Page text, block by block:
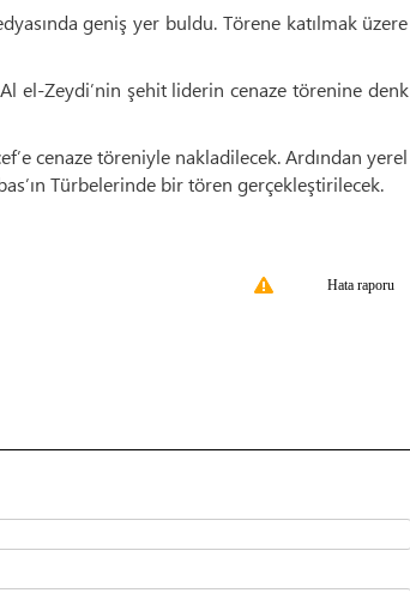
geniş yer buldu. Törene katılmak üzere
Al el-Zeydi’nin şehit liderin cenaze törenine denk
cenaze töreniyle nakladilecek. Ardından yerel
Türbelerinde bir tören gerçekleştirilecek.
Hata raporu